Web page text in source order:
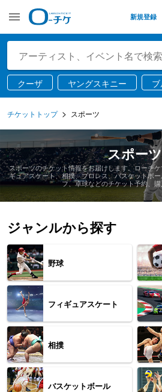
新規登録
クーザ ヤングスキニー
チケットトップ スポーツ
スポーツ
スポーツのチケット情報をお届けします。ローチ
ギュアスケート、相撲、プロレス、バスケットボ
フ、卓球などのチケット予約、購
ジャンルから探す
野球
フィギュアスケート
相撲
バスケットボール